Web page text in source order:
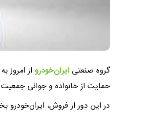
گروه صنعتی ایران‌خودرو
حمایت از خانواده و جوانی